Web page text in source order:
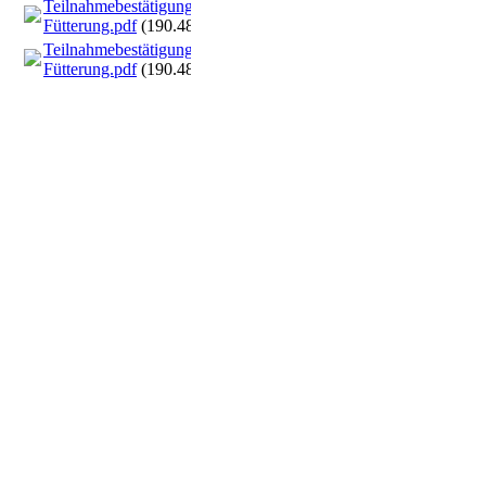
Teilnahmebestätigung
Fütterung.pdf(190.48KB)
Teilnahmebestätigung
Fütterung.pdf(190.48KB)